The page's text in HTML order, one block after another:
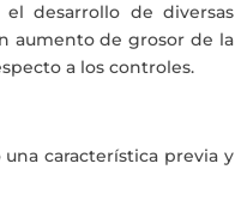
desarrollo de diversas
aumento de grosor de la
a los controles.
característica previa y